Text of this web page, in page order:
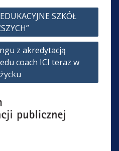
SZKÓŁ
z akredytacją
coach ICI teraz w